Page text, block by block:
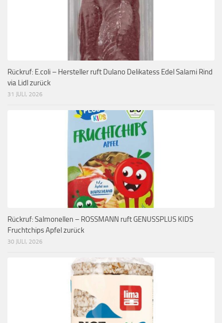
Rückruf: E.coli – Hersteller ruft Dulano Delikatess Edel Salami Rind
via Lidl zurück
31 JULI, 2026
Rückruf: Salmonellen – ROSSMANN ruft GENUSSPLUS KIDS
Fruchtchips Apfel zurück
30 JULI, 2026